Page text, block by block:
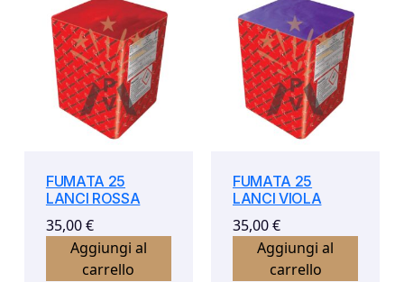
FUMATA 25
LANCI ROSSA
35,00€
Aggiungi al
carrello
FUMATA 25
LANCI VIOLA
35,00€
Aggiungi al
carrello